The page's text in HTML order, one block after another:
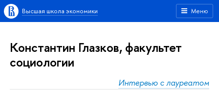
Меню
Высшая школа экономики
Константин Глазков, факультет
социологии
Интервью с лауреатом